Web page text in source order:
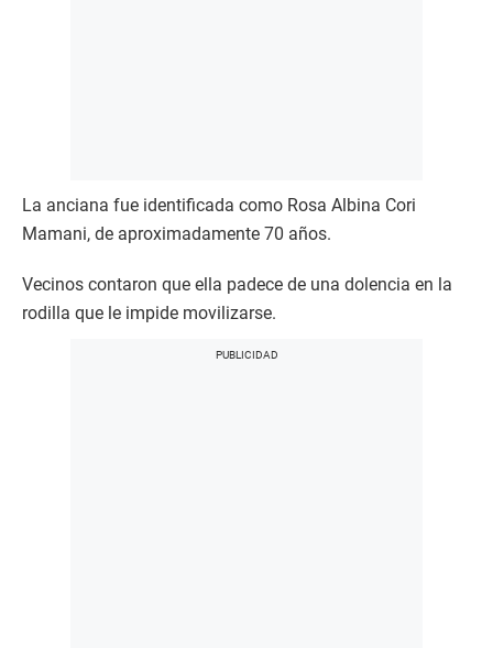
La anciana fue identificada como Rosa Albina Cori
Mamani, de aproximadamente 70 años.
Vecinos contaron que ella padece de una dolencia en la
rodilla que le impide movilizarse.